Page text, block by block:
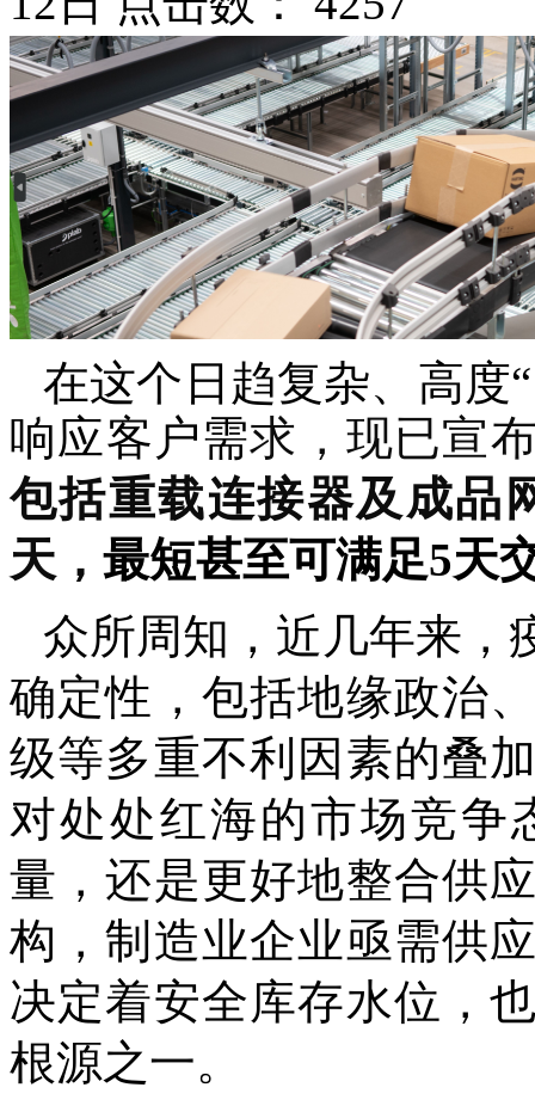
在这个日趋复杂、高度
响应客户需求，现已宣
包括重载连接器及成品
天， 最短甚至可满足5天
众所周知，近几年来，
确定性，包括地缘政治
级等多重不利因素的叠
对处处红海的市场竞争
量，还是更好地整合供
构，制造业企业亟需供
决定着安全库存水位，
根源之一。